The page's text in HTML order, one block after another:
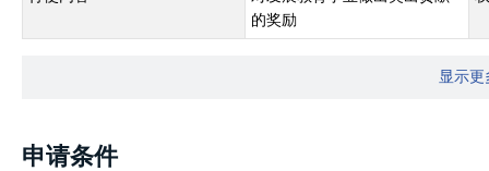
的奖励
显示更
申请条件